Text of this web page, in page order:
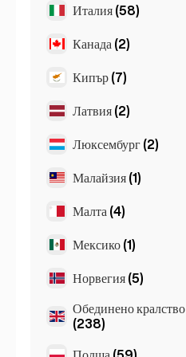
Барселона
Валенсия
Севиля
Gran Canarja
Италия (58)
Милано
Неапол
Napoli
Канада (2)
Торонто
Кипър (7)
Ларнака
Лимасол
Латвия (2)
РигаЛюксембург (2)
Люксембург
Малайзия (1)
Куала Лумпур
Малта (4)
Слима
Birkirkara
Saint Julian
Мексико (1)
Мексико Сити
Норвегия (5)
ОслоОбединено кралство
(238)
Полша (59)